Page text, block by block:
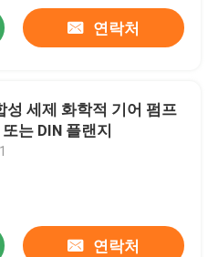
연락처
성 세제 화학적 기어 펌프
는 DIN 플랜지
연락처